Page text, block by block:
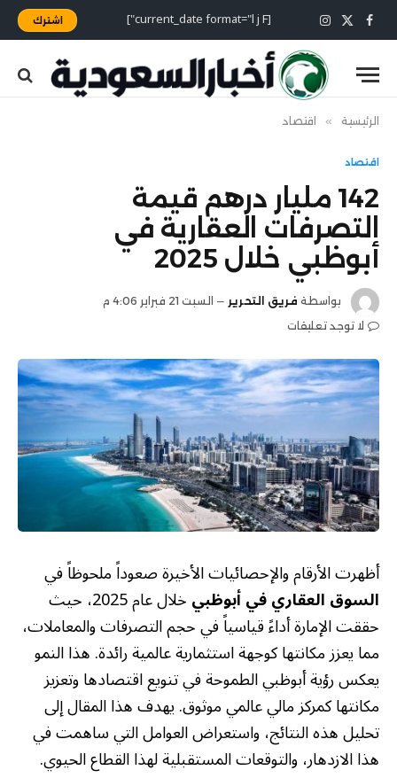
فيسبوك
X
(Twitter)
الانستغرام [current_date format="l j F"] اشترك
الرئيسية » اقتصاد
اقتصاد
142 مليار درهم قيمة
التصرفات العقارية في
أبوظبي خلال 2025
بواسطة فريق التحرير
السبت 21 فبراير 4:06 م
لا توجد تعليقات
أظهرت الأرقام والإحصائيات الأخيرة صعوداً ملحوظاً في
السوق العقاري في أبوظبي خلال عام 2025، حيث
حققت الإمارة أداءً قياسياً في حجم التصرفات والمعاملات،
مما يعزز مكانتها كوجهة استثمارية عالمية رائدة. هذا النمو
يعكس رؤية أبوظبي الطموحة في تنويع اقتصادها وتعزيز
مكانتها كمركز مالي عالمي موثوق. يهدف هذا المقال إلى
تحليل هذه النتائج، واستعراض العوامل التي ساهمت في
هذا الازدهار، والتوقعات المستقبلية لهذا القطاع الحيوي.